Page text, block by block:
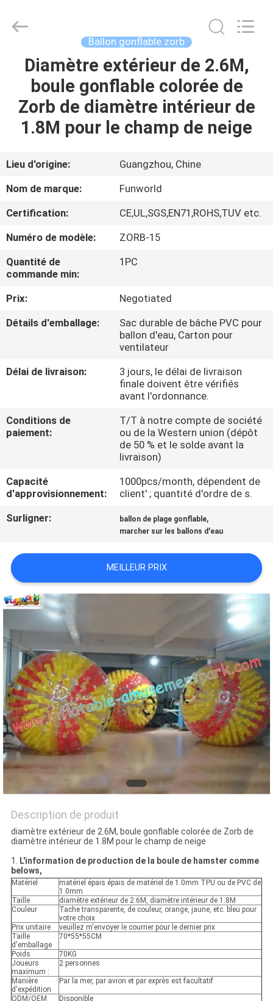
MAISON
PRODUITS
AU
DE
NOUS
VISITE
D'USINE
DE
COMPANY
NEWS
PLAN
DU
SITE
PRIVACY
POLICY
Inflatables
Limited.
Ballon gonflable zorb
Diamètre extérieur de 2.6M,
boule gonflable colorée de
Zorb de diamètre intérieur de
1.8M pour le champ de neige
Lieu d'origine:
Guangzhou, Chine
Nom de marque:
Funworld
Certification:
CE,UL,SGS,EN71,ROHS,TUV etc.
Numéro de modèle:
ZORB-15
Quantité de
commande min:
1PC
Prix:
Negotiated
Détails d'emballage:
Sac durable de bâche PVC pour
ballon d'eau, Carton pour
ventilateur
Délai de livraison:
3 jours, le délai de livraison
finale doivent être vérifiés
avant l'ordonnance.
Conditions de
paiement:
T/T à notre compte de société
ou de la Western union (dépôt
de 50 % et le solde avant la
livraison)
Capacité
d'approvisionnement:
1000pcs/month, dépendent de
client' ; quantité d'ordre de s.
Surligner:
ballon de plage gonflable,
marcher sur les ballons d'eau
MEILLEUR PRIX
Description de produit
diamètre extérieur de 2.6M, boule gonflable colorée de Zorb de
diamètre intérieur de 1.8M pour le champ de neige
1. L'information de production de la boule de hamster comme
belows,
Matériel
matériel épais épais de matériel de 1.0mm TPU ou de PVC de
1.0mm
Taille
diamètre extérieur de 2.6M, diamètre intérieur de 1.8M
Couleur
Tache transparente, de couleur, orange, jaune, etc. bleu pour
votre choix
Prix unitaire
veuillez m'envoyer le courrier pour le dernier prix
Taille
d'emballage
70*55*55CM
Poids
70KG
Joueurs
maximum :
2 personnes
Manière
d'expédition
Par la mer, par avion et par exprès est facultatif
ODM/OEM
Disponible